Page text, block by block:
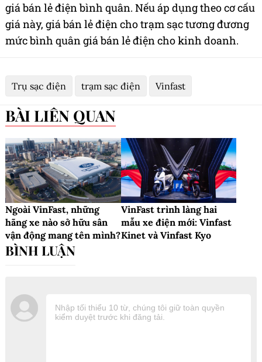
giá bán lẻ điện bình quân. Nếu áp dụng theo cơ cấu
giá này, giá bán lẻ điện cho trạm sạc tương đương
mức bình quân giá bán lẻ điện cho kinh doanh.
Trụ sạc điện trạm sạc điện Vinfast
BÀI LIÊN QUAN
Ngoài VinFast, những
hãng xe nào sở hữu sân
vận động mang tên mình?
VinFast trình làng hai
mẫu xe điện mới: Vinfast
Kinet và Vinfast Kyo